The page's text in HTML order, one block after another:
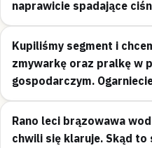
naprawicie spadające
Kupiliśmy segment i
zmywarkę oraz pralkę w
gospodarczym.
Rano leci brązowawa
chwili się klaruje. Skąd to